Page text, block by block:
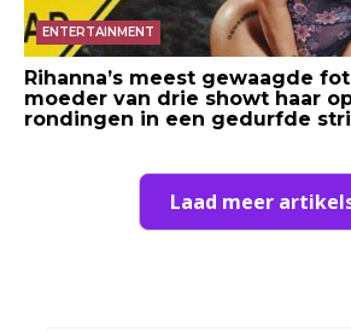
ENTERTAINMENT
Rihanna’s meest gewaagde
moeder van drie showt haar
rondingen in een gedurfde
Laad meer